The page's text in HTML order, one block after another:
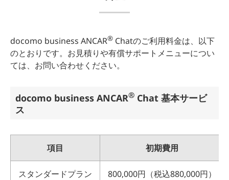
docomo business ANCAR® Chatのご利用料金は、以下
のとおりです。お見積りや有償サポートメニューについ
ては、お問い合わせください。
docomo business ANCAR® Chat 基本サービ
ス
項目 初期費用
スタンダードプラン 800,000円（税込880,000円）